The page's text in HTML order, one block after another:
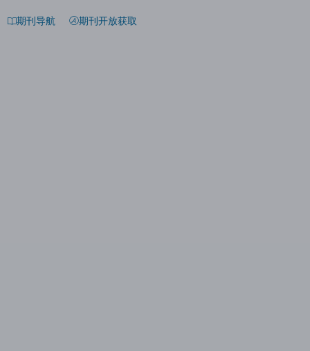
期刊导航 期刊开放获取